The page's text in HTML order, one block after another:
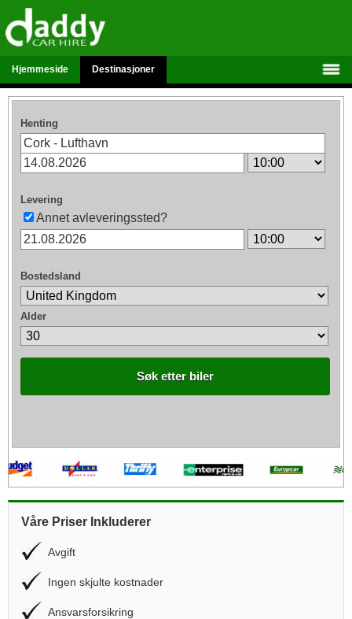
Hjemmeside Destinasjoner
Henting
Levering
Annet avleveringssted?
Bostedsland
Alder
Søk etter biler
Våre Priser Inkluderer
Avgift
Ingen skjulte kostnader
Ansvarsforsikring